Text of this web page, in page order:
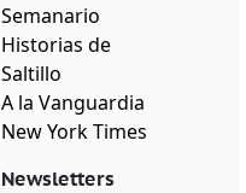
Semanario
Historias de
Saltillo
A la Vanguardia
New York Times
Newsletters